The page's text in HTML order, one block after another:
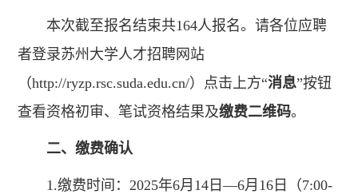
本次截至报名结束共164人报名。请各位应聘
者登录苏州大学人才招聘网站
（http://ryzp.rsc.suda.edu.cn/）点击上方“消息”按钮
查看资格初审、笔试资格结果及缴费二维码。
二、缴费确认
1.缴费时间：2025年6月14日—6月16日（7:00-